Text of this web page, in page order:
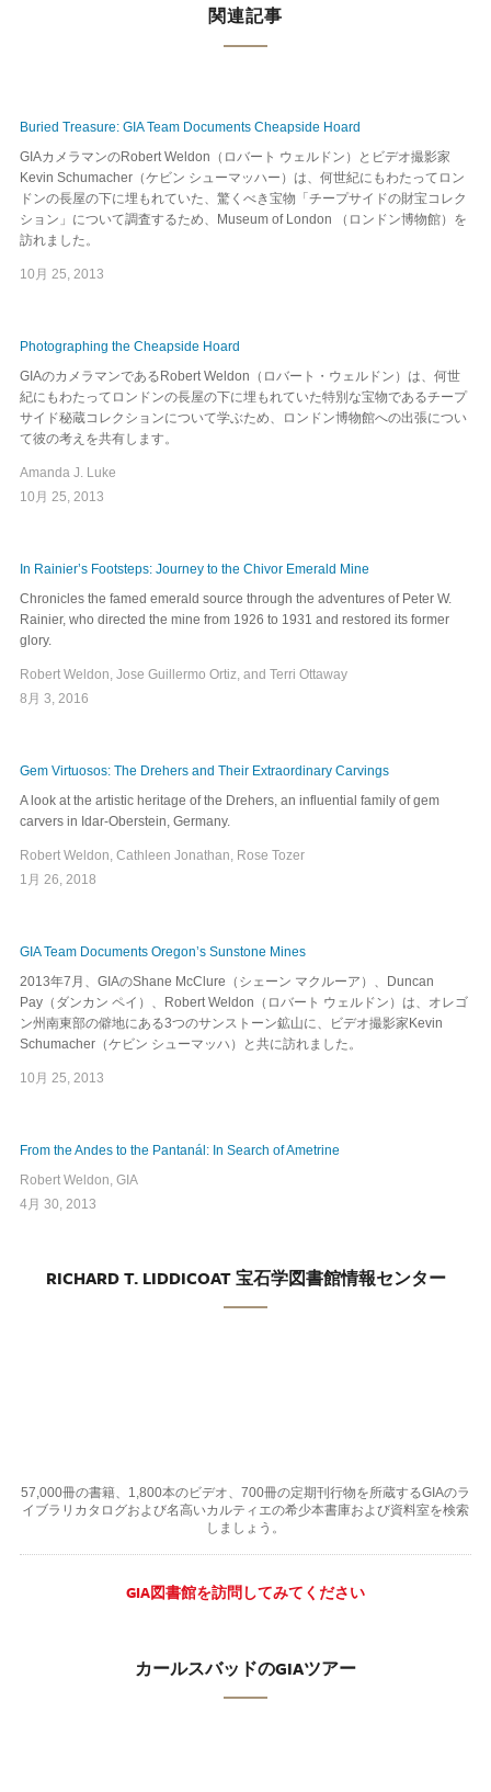
関連記事
Buried Treasure: GIA Team Documents Cheapside Hoard
GIAカメラマンのRobert Weldon（ロバート ウェルドン）とビデオ撮影家
Kevin Schumacher（ケビン シューマッハー）は、何世紀にもわたってロン
ドンの長屋の下に埋もれていた、驚くべき宝物「チープサイドの財宝コレク
ション」について調査するため、Museum of London （ロンドン博物館）を
訪れました。
10月 25, 2013
Photographing the Cheapside Hoard
GIAのカメラマンであるRobert Weldon（ロバート・ウェルドン）は、何世
紀にもわたってロンドンの長屋の下に埋もれていた特別な宝物であるチープ
サイド秘蔵コレクションについて学ぶため、ロンドン博物館への出張につい
て彼の考えを共有します。
Amanda J. Luke
10月 25, 2013
In Rainier’s Footsteps: Journey to the Chivor Emerald Mine
Chronicles the famed emerald source through the adventures of Peter W.
Rainier, who directed the mine from 1926 to 1931 and restored its former
glory.
Robert Weldon, Jose Guillermo Ortiz, and Terri Ottaway
8月 3, 2016
Gem Virtuosos: The Drehers and Their Extraordinary Carvings
A look at the artistic heritage of the Drehers, an influential family of gem
carvers in Idar-Oberstein, Germany.
Robert Weldon, Cathleen Jonathan, Rose Tozer
1月 26, 2018
GIA Team Documents Oregon’s Sunstone Mines
2013年7月、GIAのShane McClure（シェーン マクルーア）、Duncan
Pay（ダンカン ペイ）、Robert Weldon（ロバート ウェルドン）は、オレゴ
ン州南東部の僻地にある3つのサンストーン鉱山に、ビデオ撮影家Kevin
Schumacher（ケビン シューマッハ）と共に訪れました。
10月 25, 2013
From the Andes to the Pantanál: In Search of Ametrine
Robert Weldon, GIA
4月 30, 2013
RICHARD T. LIDDICOAT 宝石学図書館情報センター
57,000冊の書籍、1,800本のビデオ、700冊の定期刊行物を所蔵するGIAのラ
イブラリカタログおよび名高いカルティエの希少本書庫および資料室を検索
しましょう。
GIA図書館を訪問してみてください
カールスバッドのGIAツアー